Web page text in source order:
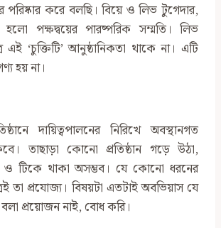
করে বলছি। বিয়ে ও লিভ টুগেদার,
হলো পক্ষদ্বয়ের পারষ্পরিক সম্মতি। লিভ
এই ‘চুক্তিটি’ আনুষ্ঠানিকতা থাকে না। এটি
হয় না।
দায়িত্বপালনের নিরিখে অবস্থানগত
তাছাড়া কোনো প্রতিষ্ঠান গড়ে উঠা,
ও টিকে থাকা অসম্ভব। যে কোনো ধরনের
তা প্রযোজ্য। বিষয়টা এতটাই অবভিয়াস যে
প্রয়োজন নাই, বোধ করি।